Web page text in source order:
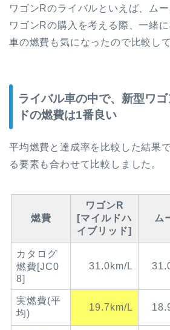
ワゴンRのライバルといえば、ム
ワゴンRの購入を考える際、一緒
車の燃費も気になったので比較し
ライバル車の中で、新型ワ
ドの燃費は1番良い
平均燃費と達成率を比較した結果
る要素も合わせて比較しました。
燃費
ワゴンR
[マイルドハ
イブリッド]
ム
カタログ
燃費[JC0
8]
31.0km/L
実燃費(平
均)
19.7km/L